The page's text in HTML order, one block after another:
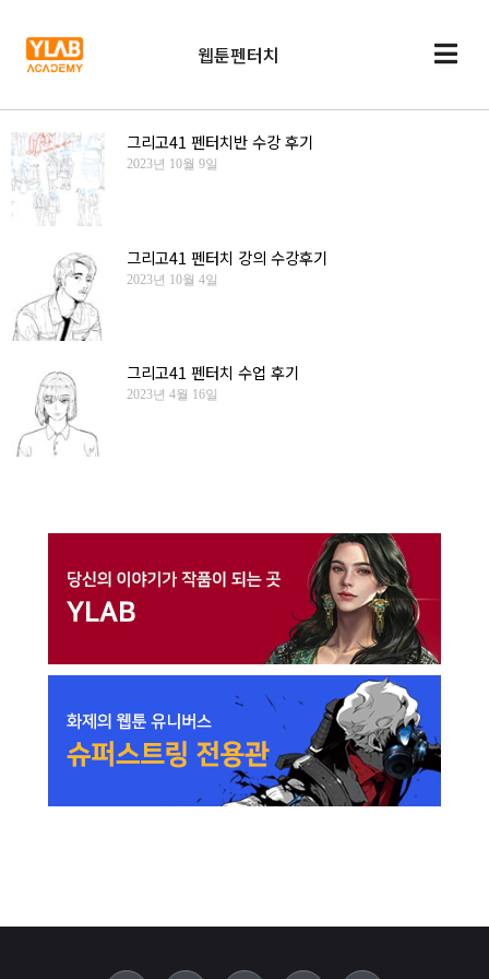
웹툰펜터치
그리고41 펜터치반 수강 후기
2023년 10월 9일
그리고41 펜터치 강의 수강후기
2023년 10월 4일
그리고41 펜터치 수업 후기
2023년 4월 16일